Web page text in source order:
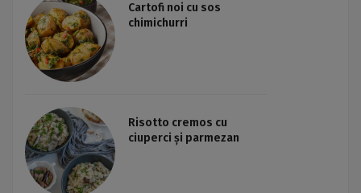
Cartofi noi cu sos
chimichurri
Risotto cremos cu
ciuperci și parmezan